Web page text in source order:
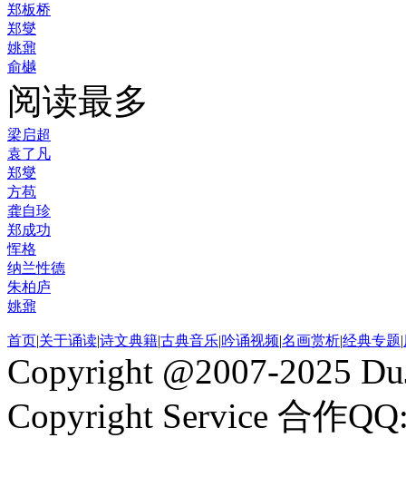
郑板桥
郑燮
姚鼐
俞樾
阅读最多
梁启超
袁了凡
郑燮
方苞
龚自珍
郑成功
恽格
纳兰性德
朱柏庐
姚鼐
首页|关于诵读|诗文典籍|古典音乐|吟诵视频|名画赏析|经典专题|
Copyright @2007-2025
Copyright Service 合作